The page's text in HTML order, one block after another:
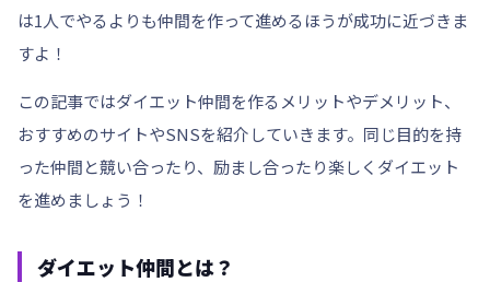
は1人でやるよりも仲間を作って進めるほうが成功に近づきま
すよ！
この記事ではダイエット仲間を作るメリットやデメリット、
おすすめのサイトやSNSを紹介していきます。同じ目的を持
った仲間と競い合ったり、励まし合ったり楽しくダイエット
を進めましょう！
ダイエット仲間とは？